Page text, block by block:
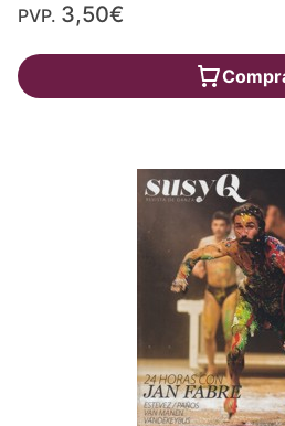
PVP. 3,50€